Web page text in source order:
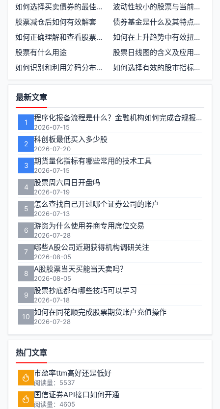
如何选择买卖债券的最佳时机
波动性较小的股票与当前开户时机分析
股票减仓后如何有效解套
债券基金是什么及其特点与优缺点
如何正确理解和查看股票的开盘和收盘价格
如何在上升趋势中有效扭转亏损
股票有什么用途
股票日线图的含义及应用解析
如何识别和利用筹码分布中的单峰密集形态
如何选择有效的股市指标以优化投资策略
功
能
区
最新文章
1 程序化报备流程是什么？金融机构如何完成合规报备
2026-07-15
2 科创板最低买入多少股
2026-07-20
3 期货量化指标有哪些常用的技术工具
2026-07-15
4 股票周六周日开盘吗
2026-07-19
5 怎么查找自己开过哪个证券公司的账户
2026-07-13
6 游资为什么使用券商专用席位交易
2026-07-28
7 哪些A股公司近期获得机构调研关注
2026-08-05
8 A股股票当天买能当天卖吗？
2026-08-05
9 股票抄底都有哪些技巧可以学习
2026-07-18
10 如何在同花顺完成股票期货账户充值操作
2026-07-28
热门文章
市盈率ttm高好还是低好
阅读量：5537
国信证券API接口如何开通
阅读量：4605